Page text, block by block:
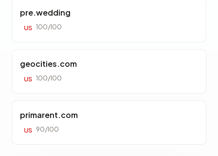
pre.wedding
US 100/100
geocities.com
US 100/100
primarent.com
US 90/100